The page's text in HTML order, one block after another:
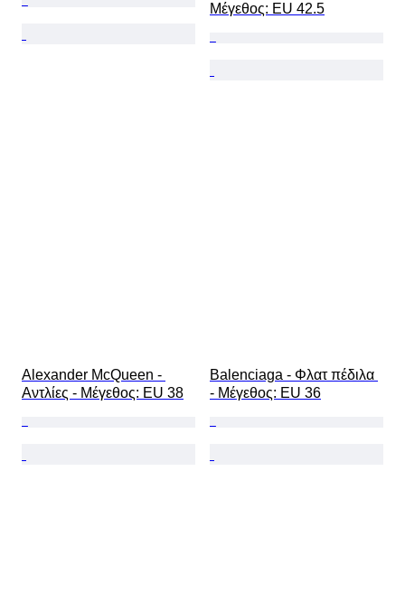
Mέγεθος: EU 42.5
Alexander McQueen -
Αντλίες - Mέγεθος: EU 38
Balenciaga - Φλατ πέδιλα
- Mέγεθος: EU 36